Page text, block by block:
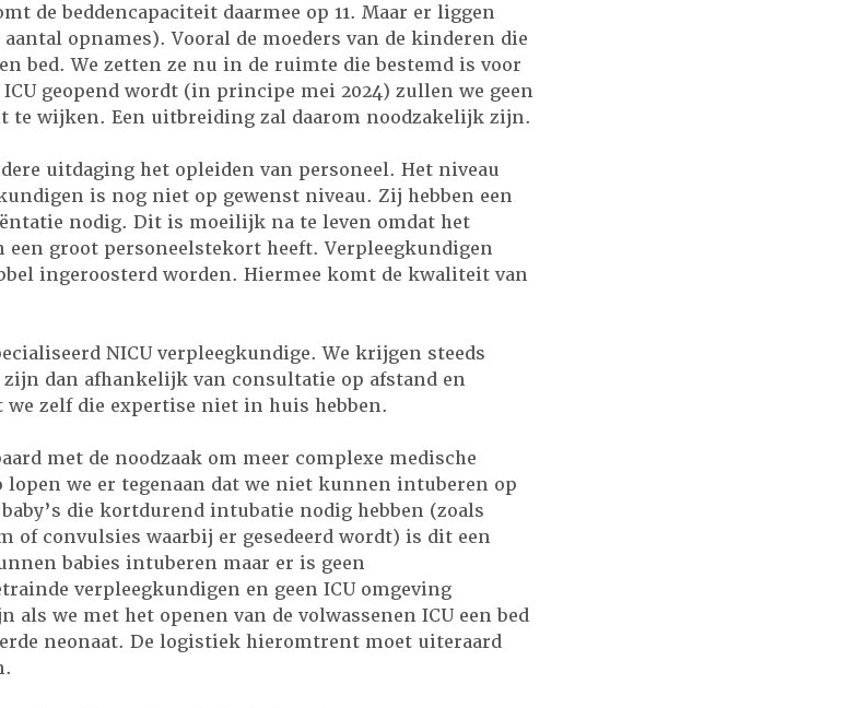
de beddencapaciteit daarmee op 11. Maar er liggen
opnames). Vooral de moeders van de kinderen die
bed. We zetten ze nu in de ruimte die bestemd is voor
ICU geopend wordt (in principe mei 2024) zullen we geen
te wijken. Een uitbreiding zal daarom noodzakelijk zijn.
uitdaging het opleiden van personeel. Het niveau
is nog niet op gewenst niveau. Zij hebben een
nodig. Dit is moeilijk na te leven omdat het
een groot personeelstekort heeft. Verpleegkundigen
ingeroosterd worden. Hiermee komt de kwaliteit van
NICU verpleegkundige. We krijgen steeds
dan afhankelijk van consultatie op afstand en
zelf die expertise niet in huis hebben.
met de noodzaak om meer complexe medische
we er tegenaan dat we niet kunnen intuberen op
die kortdurend intubatie nodig hebben (zoals
of convulsies waarbij er gesedeerd wordt) is dit een
babies intuberen maar er is geen
verpleegkundigen en geen ICU omgeving
als we met het openen van de volwassenen ICU een bed
neonaat. De logistiek hieromtrent moet uiteraard